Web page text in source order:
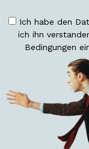
Ich habe den
ich ihn
Bedingungen